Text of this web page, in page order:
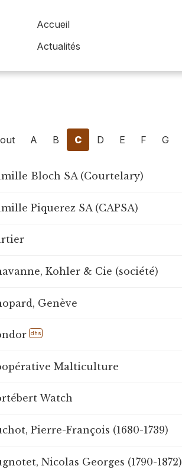
Accueil
Actualités
A B C D E F G
Bloch SA (Courtelary)
Piquerez SA (CAPSA)
Kohler & Cie (société)
Genève
dhs
Malticulture
Watch
Pierre-François (1680-1739)
Nicolas Georges (1790-1872)